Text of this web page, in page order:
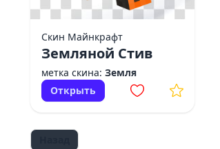
Скин Майнкрафт
Земляной Стив
метка скина: Земля
Открыть